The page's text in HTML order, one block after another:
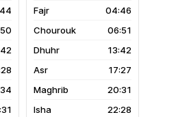
04:46
06:51
13:42
17:27
20:31
22:28